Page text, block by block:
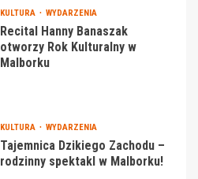
KULTURA WYDARZENIA
Recital Hanny Banaszak
otworzy Rok Kulturalny w
Malborku
KULTURA WYDARZENIA
Tajemnica Dzikiego Zachodu –
rodzinny spektakl w Malborku!